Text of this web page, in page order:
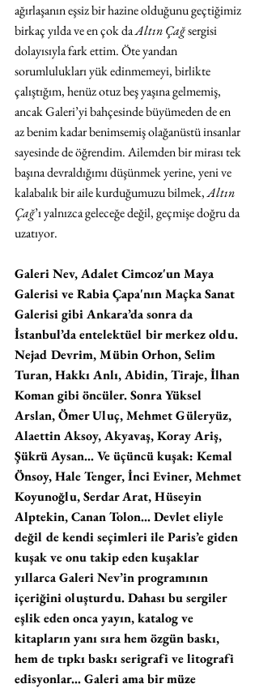
ağırlaşanın eşsiz bir hazine olduğunu geçtiğimiz
birkaç yılda ve en çok da Altın Çağ sergisi
dolayısıyla fark ettim. Öte yandan
sorumlulukları yük edinmemeyi, birlikte
çalıştığım, henüz otuz beş yaşına gelmemiş,
ancak Galeri’yi bahçesinde büyümeden de en
az benim kadar benimsemiş olağanüstü insanlar
sayesinde de öğrendim. Ailemden bir mirası tek
başına devraldığımı düşünmek yerine, yeni ve
kalabalık bir aile kurduğumuzu bilmek, Altın
Çağ’ı yalnızca geleceğe değil, geçmişe doğru da
uzatıyor.
Galeri Nev, Adalet Cimcoz'un Maya
Galerisi ve Rabia Çapa'nın Maçka Sanat
Galerisi gibi Ankara’da sonra da
İstanbul’da entelektüel bir merkez oldu.
Nejad Devrim, Mübin Orhon, Selim
Turan, Hakkı Anlı, Abidin, Tiraje, İlhan
Koman gibi öncüler. Sonra Yüksel
Arslan, Ömer Uluç, Mehmet Güleryüz,
Alaettin Aksoy, Akyavaş, Koray Ariş,
Şükrü Aysan... Ve üçüncü kuşak: Kemal
Önsoy, Hale Tenger, İnci Eviner, Mehmet
Koyunoğlu, Serdar Arat, Hüseyin
Alptekin, Canan Tolon... Devlet eliyle
değil de kendi seçimleri ile Paris’e giden
kuşak ve onu takip eden kuşaklar
yıllarca Galeri Nev’in programının
içeriğini oluşturdu. Dahası bu sergiler
eşlik eden onca yayın, katalog ve
kitapların yanı sıra hem özgün baskı,
hem de tıpkı baskı serigrafi ve litografi
edisyonlar… Galeri ama bir müze